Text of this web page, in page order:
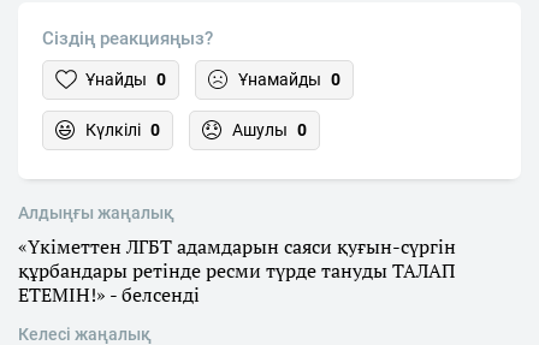
Сіздің реакцияңыз?
Ұнайды 0 Ұнамайды 0
Күлкілі 0 Ашулы 0
Алдыңғы жаңалық
«Үкіметтен ЛГБТ адамдарын саяси қуғын-сүргін
құрбандары ретінде ресми түрде тануды ТАЛАП
ЕТЕМІН!» - белсенді
Келесі жаңалық